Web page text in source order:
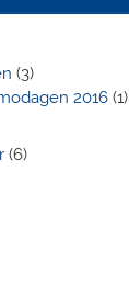
(3)
2016(1)
(6)